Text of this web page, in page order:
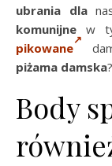
ubrania dla
komunijne w
pikowane
piżama damska?
Body